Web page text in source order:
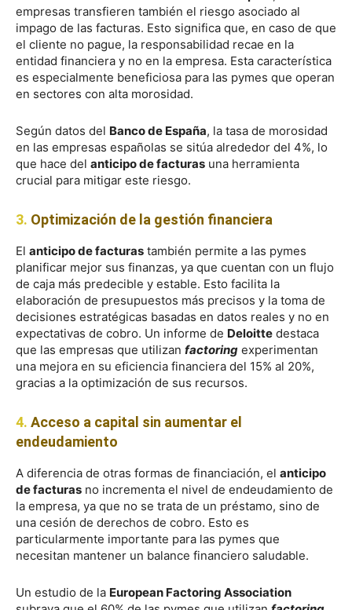
empresas transfieren también el riesgo asociado al
impago de las facturas. Esto significa que, en caso de que
el cliente no pague, la responsabilidad recae en la
entidad financiera y no en la empresa. Esta característica
es especialmente beneficiosa para las pymes que operan
en sectores con alta morosidad.
Según datos del Banco de España, la tasa de morosidad
en las empresas españolas se sitúa alrededor del 4%, lo
que hace del anticipo de facturas una herramienta
crucial para mitigar este riesgo.
3. Optimización de la gestión financiera
El anticipo de facturas también permite a las pymes
planificar mejor sus finanzas, ya que cuentan con un flujo
de caja más predecible y estable. Esto facilita la
elaboración de presupuestos más precisos y la toma de
decisiones estratégicas basadas en datos reales y no en
expectativas de cobro. Un informe de Deloitte destaca
que las empresas que utilizan factoring experimentan
una mejora en su eficiencia financiera del 15% al 20%,
gracias a la optimización de sus recursos.
4. Acceso a capital sin aumentar el
endeudamiento
A diferencia de otras formas de financiación, el anticipo
de facturas no incrementa el nivel de endeudamiento de
la empresa, ya que no se trata de un préstamo, sino de
una cesión de derechos de cobro. Esto es
particularmente importante para las pymes que
necesitan mantener un balance financiero saludable.
Un estudio de la European Factoring Association